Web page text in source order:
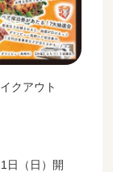
クアウト
日（日）開